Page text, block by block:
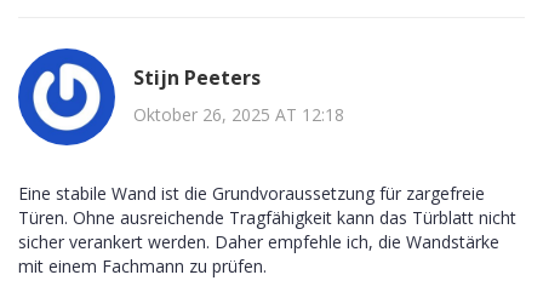
Stijn Peeters
Oktober 26, 2025 AT 12:18
Eine stabile Wand ist die Grundvoraussetzung für zargefreie
Türen. Ohne ausreichende Tragfähigkeit kann das Türblatt nicht
sicher verankert werden. Daher empfehle ich, die Wandstärke
mit einem Fachmann zu prüfen.